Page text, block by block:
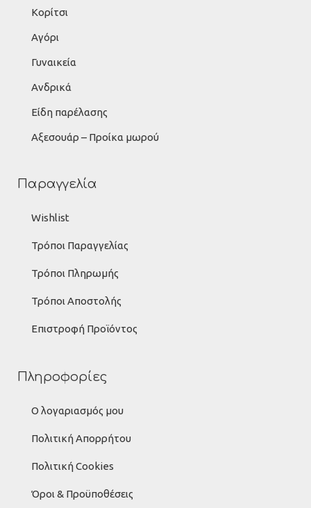
Κορίτσι
Αγόρι
Γυναικεία
Ανδρικά
Είδη παρέλασης
Αξεσουάρ – Προίκα μωρού
Παραγγελία
Wishlist
Τρόποι Παραγγελίας
Τρόποι Πληρωμής
Τρόποι Αποστολής
Επιστροφή Προϊόντος
Πληροφορίες
Ο λογαριασμός μου
Πολιτική Απορρήτου
Πολιτική Cookies
Όροι & Προϋποθέσεις